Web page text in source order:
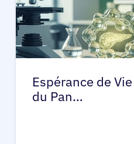
Espérance de
du Pan…